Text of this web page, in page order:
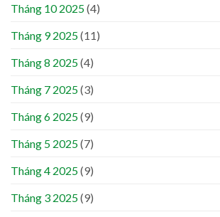
Tháng 10 2025(4)
Tháng 9 2025(11)
Tháng 8 2025(4)
Tháng 7 2025(3)
Tháng 6 2025(9)
Tháng 5 2025(7)
Tháng 4 2025(9)
Tháng 3 2025(9)